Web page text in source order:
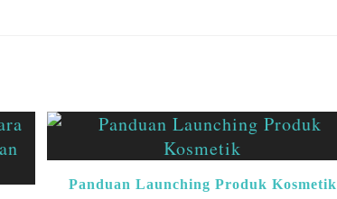
Panduan Launching Produk Kosmetik